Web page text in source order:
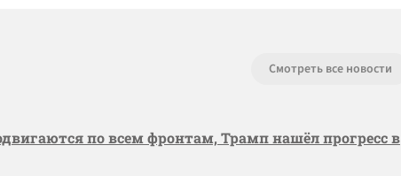
Смотреть все новости
по всем фронтам, Трамп нашёл прогресс в